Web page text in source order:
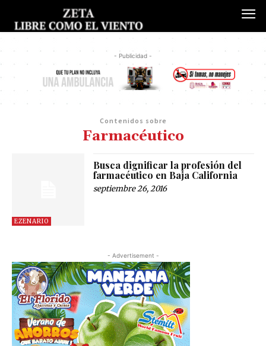
- Publicidad -
Contenidos sobre
Farmacéutico
EZENARIO
Busca dignificar la profesión del
farmacéutico en Baja California
septiembre 26, 2016
- Advertisement -